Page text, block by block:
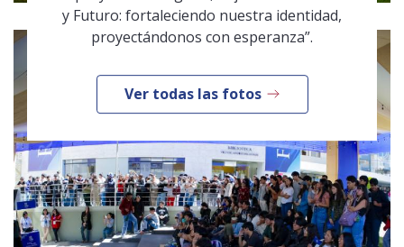
y Futuro: fortaleciendo nuestra identidad,
proyectándonos con esperanza”.
Ver todas las fotos